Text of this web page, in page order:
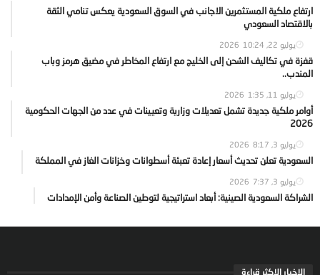
ارتفاع ملكية المستثمرين الاجانب في السوق السعودية يعكس تنامي الثقة
بالاقتصاد السعودي
يوليو 22, 2026 10:24
قفزة في تكاليف الشحن إلى الخليج مع ارتفاع المخاطر في مضيق هرمز وباب
المندب..
يوليو 11, 2026 1:35
أوامر ملكية جديدة تشمل تعديلات وزارية وتعيينات في عدد من الجهات الحكومية
2026
يوليو 3, 2026 8:17
السعودية تعلن تحديث أسعار إعادة تعبئة أسطوانات وخزانات الغاز في المملكة
يوليو 3, 2026 7:37
الشراكة السعودية الصينية: أبعاد استراتيجية لتوطين الصناعة وأمن الإمدادات
الاخبار الاكثر قراءة